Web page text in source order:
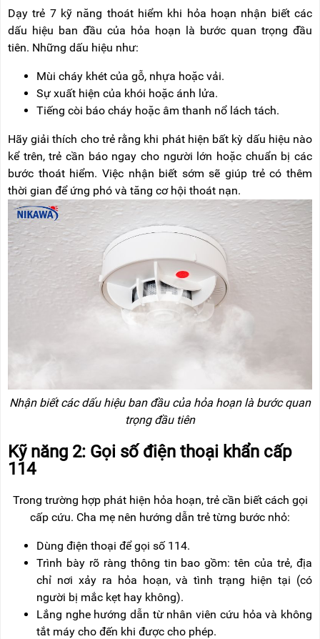
NÂNG
TAY
Dạy trẻ 7 kỹ năng thoát hiểm khi hỏa hoạn nhận biết các
dấu hiệu ban đầu của hỏa hoạn là bước quan trọng đầu
tiên. Những dấu hiệu như:
Mùi cháy khét của gỗ, nhựa hoặc vải.
Sự xuất hiện của khói hoặc ánh lửa.
Tiếng còi báo cháy hoặc âm thanh nổ lách tách.
Hãy giải thích cho trẻ rằng khi phát hiện bất kỳ dấu hiệu nào
kể trên, trẻ cần báo ngay cho người lớn hoặc chuẩn bị các
bước thoát hiểm. Việc nhận biết sớm sẽ giúp trẻ có thêm
thời gian để ứng phó và tăng cơ hội thoát nạn.
Nhận biết các dấu hiệu ban đầu của hỏa hoạn là bước quan
trọng đầu tiên
Kỹ năng 2: Gọi số điện thoại khẩn cấp
114
Trong trường hợp phát hiện hỏa hoạn, trẻ cần biết cách gọi
cấp cứu. Cha mẹ nên hướng dẫn trẻ từng bước nhỏ:
Dùng điện thoại để gọi số 114.
Trình bày rõ ràng thông tin bao gồm: tên của trẻ, địa
chỉ nơi xảy ra hỏa hoạn, và tình trạng hiện tại (có
người bị mắc kẹt hay không).
Lắng nghe hướng dẫn từ nhân viên cứu hỏa và không
tắt máy cho đến khi được cho phép.